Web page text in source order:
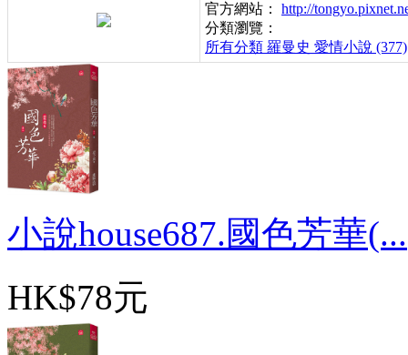
官方網站： http://
分類瀏覽：
所有分類 羅曼史 愛情小說 (377)
小說house687.國色芳華(...
HK$78元